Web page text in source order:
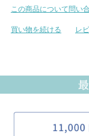
この商品について問い
買い物を続ける
レ